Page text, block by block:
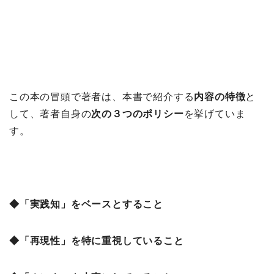
この本の冒頭で著者は、本書で紹介する内容の特徴と
して、著者自身の次の３つのポリシーを挙げていま
す。
◆「実践知」をベースとすること
◆「再現性」を特に重視していること